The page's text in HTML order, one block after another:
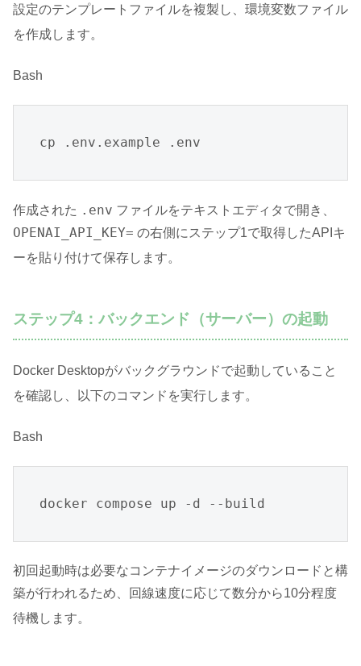
設定のテンプレートファイルを複製し、環境変数ファイル
を作成します。
Bash
cp .env.example .env
作成された .env ファイルをテキストエディタで開き、
OPENAI_API_KEY= の右側にステップ1で取得したAPIキ
ーを貼り付けて保存します。
ステップ4：バックエンド（サーバー）の起動
Docker Desktopがバックグラウンドで起動していること
を確認し、以下のコマンドを実行します。
Bash
docker compose up -d --build
初回起動時は必要なコンテナイメージのダウンロードと構
築が行われるため、回線速度に応じて数分から10分程度
待機します。